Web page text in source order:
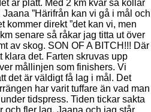
är platt. Med 2 km kvar så kollar
”Härifrån kan vi gå i mål och
kommer direkt ”det kan vi, men
senare så råkar jag titta ut över
av skog. SON OF A BITCH!!! Där
klara det. Farten skruvas upp
mållinjen som finishers. Vi
det är väldigt få lag i mål. Det
har varit tuffare än vad man
tidspress. Tiden tickar sakta
och fler lag. Jaana och jag står